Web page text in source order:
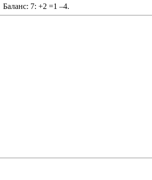
Баланс: 7: +2 =1 –4.